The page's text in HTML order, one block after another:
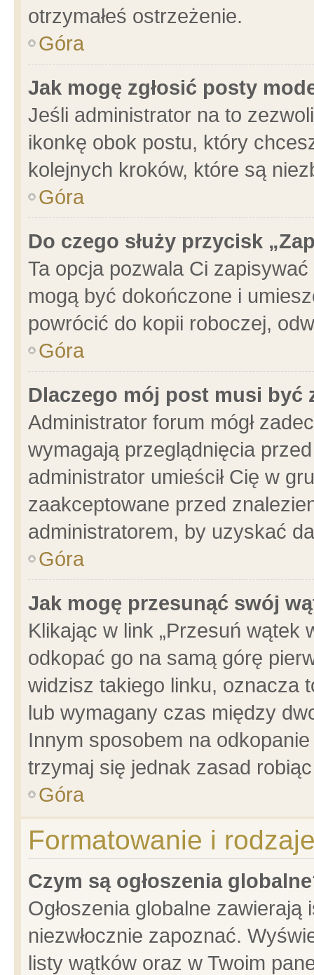
otrzymałeś ostrzeżenie.
Góra
Jak mogę zgłosić posty
Jeśli administrator na to
ikonkę obok postu, który
kolejnych kroków, które są
Góra
Do czego służy przycisk
Ta opcja pozwala Ci
mogą być dokończone i
powrócić do kopii roboczej,
Góra
Dlaczego mój post musi być
Administrator forum mógł
wymagają przeglądnięcia
administrator umieścił Cię w
zaakceptowane przed
administratorem, by uzyskać
Góra
Jak mogę przesunąć swój
Klikając w link „Przesuń wątek
odkopać go na samą górę
widzisz takiego linku, oznacza
lub wymagany czas między
Innym sposobem na
trzymaj się jednak zasad
Góra
Formatowanie i
Czym są ogłoszenia
Ogłoszenia globalne
niezwłocznie zapoznać.
listy wątków oraz w Twoim